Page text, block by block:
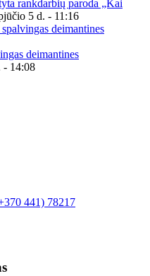
rankdarbių paroda „Kai
5 d. - 11:16
deimantines
- 14:08
441) 78217